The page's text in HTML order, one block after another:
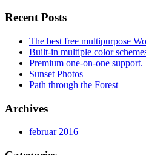
Recent Posts
The best free multipurpose
Built-in multiple color
Premium one-on-one support.
Sunset Photos
Path through the Forest
Archives
februar 2016